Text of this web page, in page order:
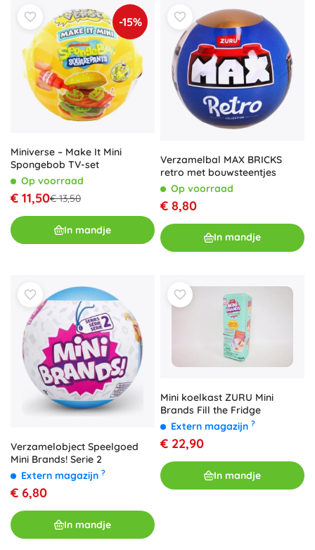
-15%
Miniverse – Make It Mini
Spongebob TV-set
Op voorraad
€ 11,50€ 13,50
In mandje
Verzamelbal MAX BRICKS
retro met bouwsteentjes
Op voorraad
€ 8,80
In mandje
Verzamelobject Speelgoed
Mini Brands! Serie 2
Extern magazijn ?
€ 6,80
In mandje
Mini koelkast ZURU Mini
Brands Fill the Fridge
Extern magazijn ?
€ 22,90
In mandje